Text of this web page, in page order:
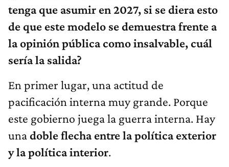
tenga que asumir en 2027, si se diera esto
de que este modelo se demuestra frente a
la opinión pública como insalvable, cuál
sería la salida?
En primer lugar, una actitud de
pacificación interna muy grande. Porque
este gobierno juega la guerra interna. Hay
unadoble flecha entre la política exterior
y la política interior.